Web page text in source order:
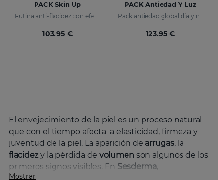
PACK Skin Up
Rutina anti-flacidez con efecto tensor inmediato
103.95 €
PACK Antiedad Y Luz
Pack antiedad global día y noche
123.95 €
El envejecimiento de la piel es un proceso natural
que con el tiempo afecta la elasticidad, firmeza y
juventud de la piel. La aparición de arrugas, la
flacidez y la pérdida de volumen son algunos de los
primeros signos visibles. En Sesderma,
Mostrar